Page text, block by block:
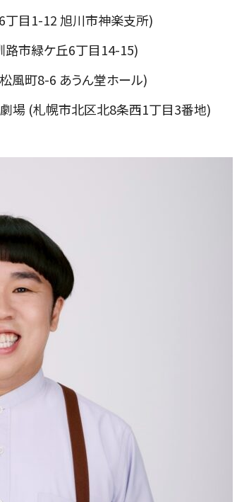
目1-12 旭川市神楽支所)
路市緑ケ丘6丁目14-15)
風町8-6 あうん堂ホール)
場 (札幌市北区北8条西1丁目3番地)